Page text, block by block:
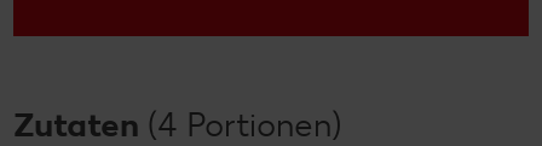
Zutaten (4 Portionen)